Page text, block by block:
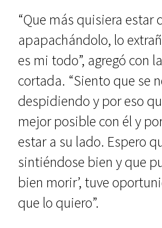
“Que más quisiera estar
apapachándolo, lo
es mi todo”, agregó con
cortada. “Siento que se
despidiendo y por eso
mejor posible con él y
estar a su lado. Espero
sintiéndose bien y que
bien morir’, tuve
que lo quiero”.